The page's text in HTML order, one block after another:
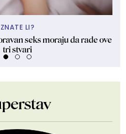
ZNATE LI?
seks moraju da rade ove
tri stvari